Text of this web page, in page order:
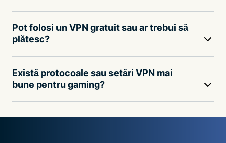
Pot folosi un VPN gratuit sau ar trebui să
plătesc?
Există protocoale sau setări VPN mai
bune pentru gaming?